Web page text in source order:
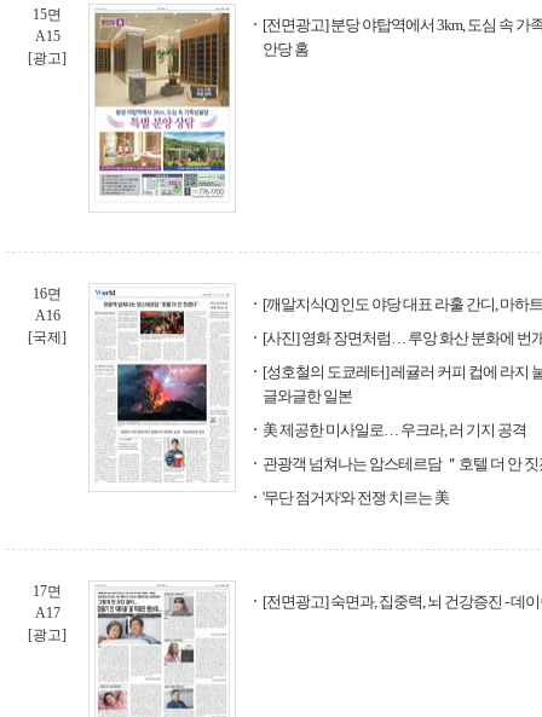
15면
A15
[광고]
[전면광고] 분당 야탑역에서 3km, 도심 속 가
안당 홈
16면
A16
[국제]
[깨알지식Q] 인도 야당 대표 라훌 간디, 마하
[사진] 영화 장면처럼… 루앙 화산 분화에 번
[성호철의 도쿄레터] 레귤러 커피 컵에 라지
글와글한 일본
美 제공한 미사일로… 우크라, 러 기지 공격
관광객 넘쳐나는 암스테르담 ＂호텔 더 안
'무단 점거자'와 전쟁 치르는 美
17면
A17
[광고]
[전면광고] 숙면과, 집중력, 뇌 건강증진 - 데